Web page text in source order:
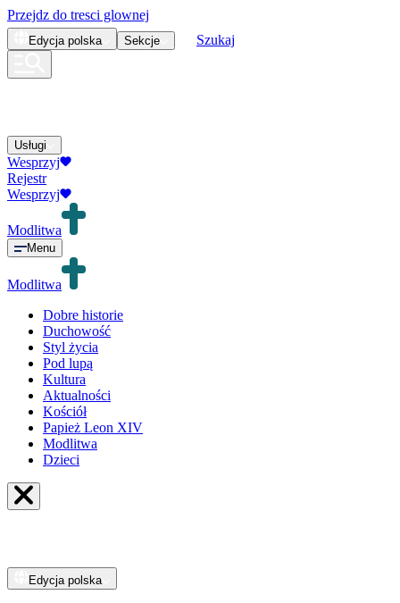
Przejdz do tresci glownej
Edycja polska Sekcje Szukaj
Usługi
Wesprzyj
Rejestr
Wesprzyj
Modlitwa
Menu
Modlitwa
Dobre historie
Duchowość
Styl życia
Pod lupą
Kultura
Aktualności
Kościół
Papież Leon XIV
Modlitwa
Dzieci
Edycja polska